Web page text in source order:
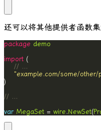
还可以将其他提供者函数
package demo
import
// ...
"example.com/some/other/
// ...
var MegaSet = wire .NewSet(